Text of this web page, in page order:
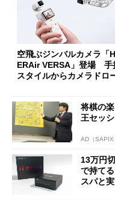
空飛ぶジンバルカメラ「
ERAir VERSA」登場 手
スタイルからカメラドロ
将棋の
王セッ
AD（SAPIX
13万円
で持て
スパと